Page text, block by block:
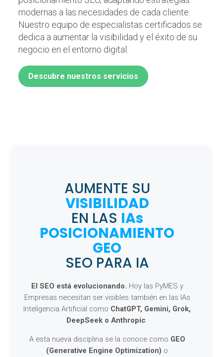
modernas a las necesidades de cada cliente.
Nuestro equipo de especialistas certificados se
dedica a aumentar la visibilidad y el éxito de su
negocio en el entorno digital.
Descubre nuestros servicios
AUMENTE SU
VISIBILIDAD
EN LAS IAs
POSICIONAMIENTO
GEO
SEO PARA IA
El SEO está evolucionando. Hoy las PyMES y
Empresas necesitan ser visibles también en las IAs
Inteligencia Artificial como ChatGPT, Gemini, Grok,
DeepSeek o Anthropic.
A esta nueva disciplina se la conoce como GEO
(Generative Engine Optimization) o